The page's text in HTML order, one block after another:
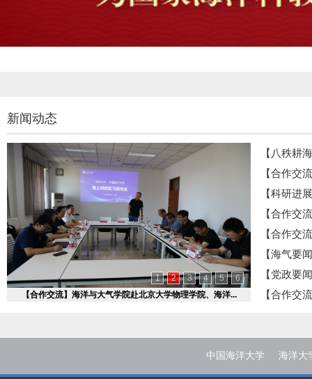
新闻动态
1 2 3 4 5
6
【合作交流】海洋与大气学院赴北京大学物理学院、海洋...
【八秩耕
【合作交
【科研进
【合作交
【合作交
【海气要
【党政要
【合作交
中国海洋大学 海洋大